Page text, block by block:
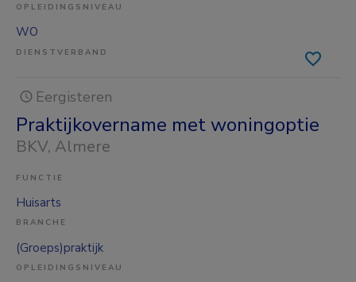
OPLEIDINGSNIVEAU
WO
DIENSTVERBAND
Eergisteren
Praktijkovername met woningoptie
BKV, Almere
FUNCTIE
Huisarts
BRANCHE
(Groeps)praktijk
OPLEIDINGSNIVEAU